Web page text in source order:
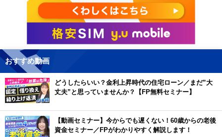
おすすめ動画
どうしたらいい？金利上昇時代の住宅ローン／まだ”大
丈夫”と思っていませんか？【FP無料セミナー】
【動画セミナー】今からでも遅くない！60歳からの老後
資金セミナー／FPがわかりやすく解説します！